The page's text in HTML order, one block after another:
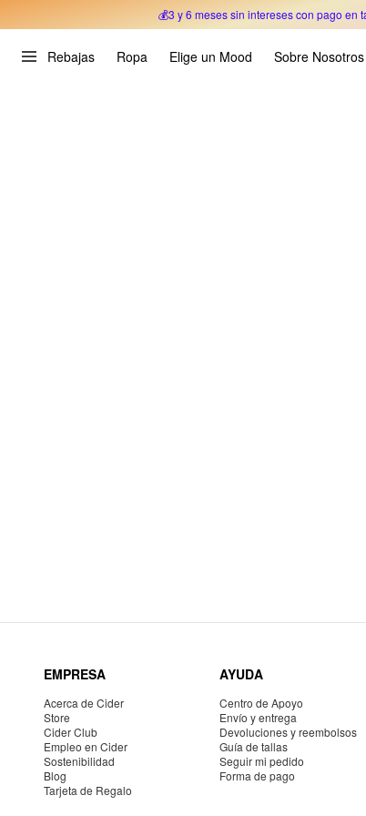
💰3 y 6 meses sin intereses con pago en
Rebajas Ropa Elige un Mood Sobre Nosotros
EMPRESA
Acerca de Cider
Store
Cider Club
Empleo en Cider
Sostenibilidad
Blog
Tarjeta de Regalo
AYUDA
Centro de Apoyo
Envío y entrega
Devoluciones y reembolsos
Guía de tallas
Seguir mi pedido
Forma de pago